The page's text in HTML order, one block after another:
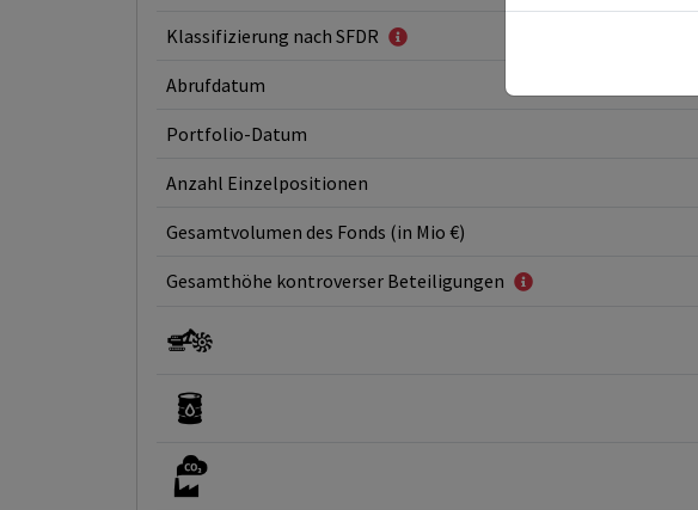
Klassifizierung nach SFDR
Abrufdatum
Portfolio-Datum
Anzahl Einzelpositionen
Gesamtvolumen des Fonds (in Mio €)
Gesamthöhe kontroverser Beteiligungen